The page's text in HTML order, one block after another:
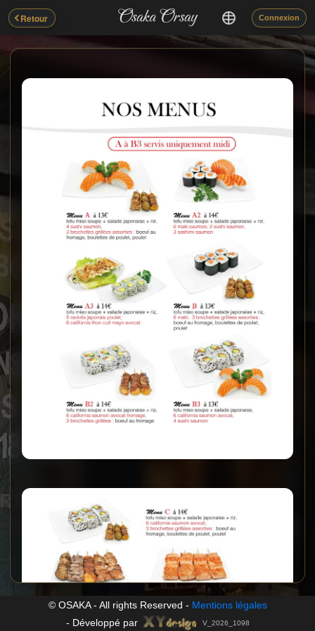
Connexion
Retour
© OSAKA - All rights Reserved - Mentions légales
- Développé par V_2026_1098